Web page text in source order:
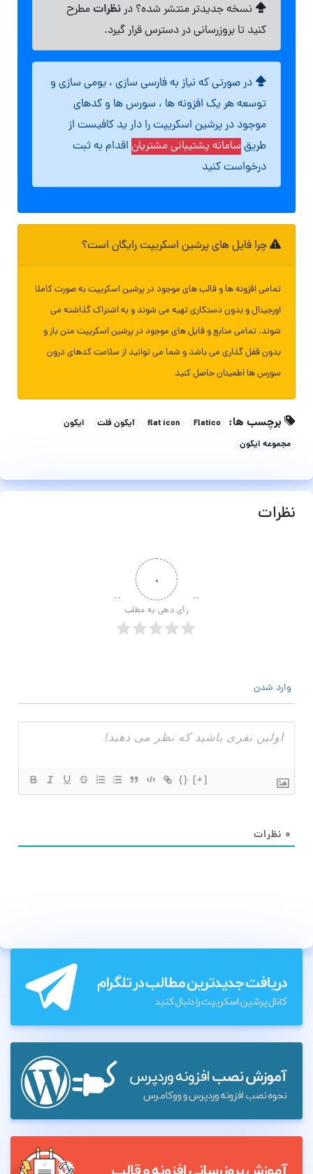
نسخه جدیدتر منتشر شده؟ درنظراتمطرح
کنید تا بروزرسانی در دسترس قرار گیرد.
در صورتی که نیاز به فارسی سازی ، بومی سازی و
توسعه هر یک افزونه ها ، سورس ها و کدهای
موجود در پرشین اسکریپت را دار ید کافیست از
طریقسامانه پشتیبانی مشتریان اقدام به ثبت
درخواست کنید
چرا فایل های پرشین اسکریپت رایگان است؟
تمامی افزونه ها و قالب های موجود در پرشین اسکریپت به صورت کاملا
اورجینال و بدون دستکاری تهیه می شوند و به اشتراک گذاشته می
شوند. تمامی منابع و فایل های موجود در پرشین اسکریپت متن باز و
بدون قفل گذاری می باشد و شما می توانید از سلامت کدهای درون
سورس ها اطمینان حاصل کنید
برچسب ها: Flatico
flat icon آیکون فلت
ایکون
مجموعه ایکون
نظرات
۰
رأی دهی به مطلب
وارد شدن
{} [+]
۰ نظرات